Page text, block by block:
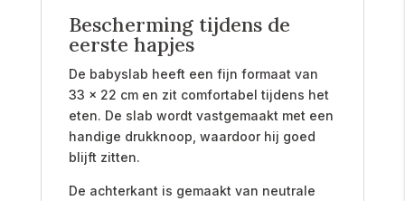
Bescherming tijdens de
eerste hapjes
De babyslab heeft een fijn formaat van
33 x 22 cm en zit comfortabel tijdens het
eten. De slab wordt vastgemaakt met een
handige drukknoop, waardoor hij goed
blijft zitten.
De achterkant is gemaakt van neutrale